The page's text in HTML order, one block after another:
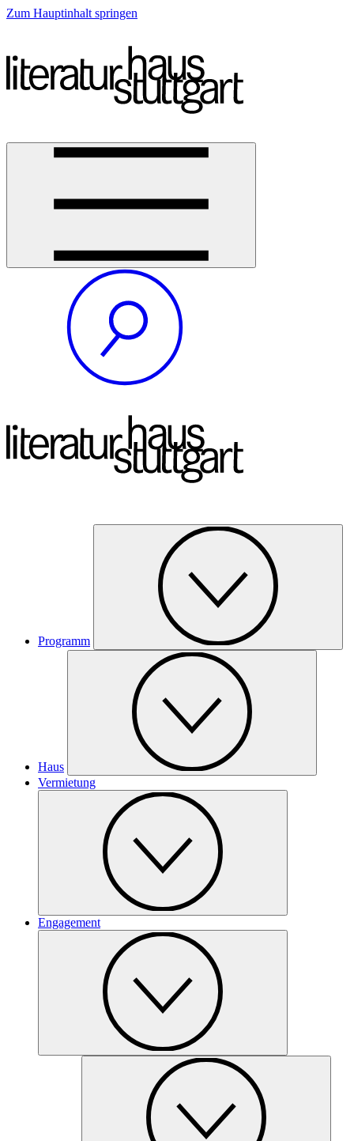
Zum Hauptinhalt springen
Programm
Haus
Vermietung
Engagement